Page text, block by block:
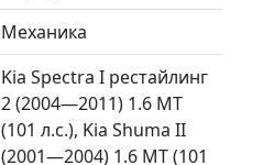
Механика
Kia Spectra I рестайлинг
2 (2004—2011) 1.6 MT
(101 л.с.), Kia Shuma II
(2001—2004) 1.6 MT (101